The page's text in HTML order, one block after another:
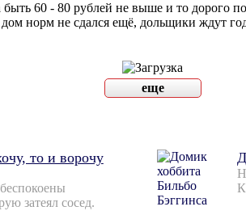
60 - 80 рублей не выше и то дорого
дом норм не сдался ещё, дольщики ждут
еще
то и ворочу
затеял сосед.